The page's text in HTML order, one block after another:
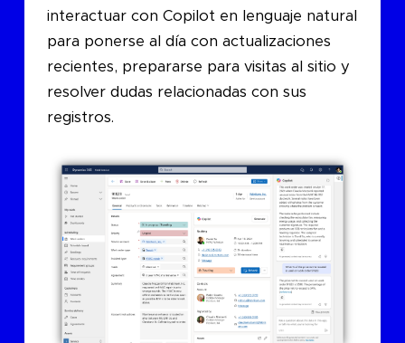
interactuar con Copilot en lenguaje natural
para ponerse al día con actualizaciones
recientes, prepararse para visitas al sitio y
resolver dudas relacionadas con sus
registros.